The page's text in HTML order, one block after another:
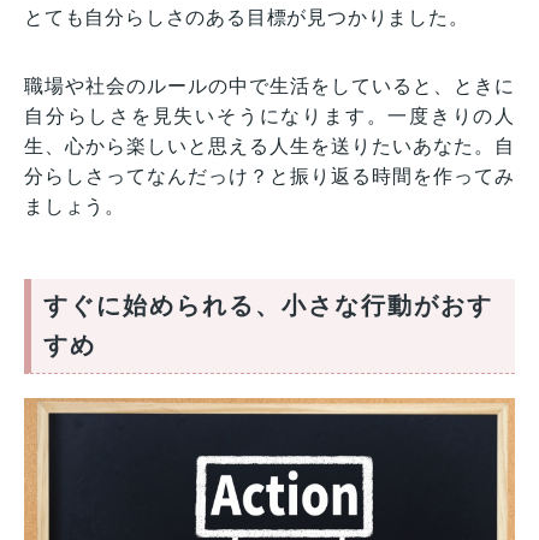
とても自分らしさのある目標が見つかりました。
職場や社会のルールの中で生活をしていると、ときに
自分らしさを見失いそうになります。一度きりの人
生、心から楽しいと思える人生を送りたいあなた。自
分らしさってなんだっけ？と振り返る時間を作ってみ
ましょう。
すぐに始められる、小さな行動がおす
すめ